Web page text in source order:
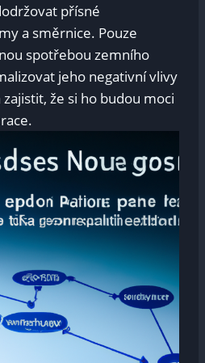
přísné
a směrnice. Pouze
spotřebou⁤ zemního
jeho negativní vlivy
že si ‌ho‍ budou​ moci